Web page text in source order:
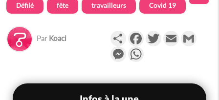
Défilé fête travailleurs Covid 19
Par Koaci PartagerFacebookTwitterEmail
Messenger